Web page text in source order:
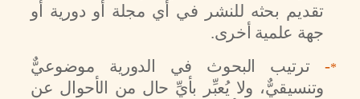
تقديم بحثه للنشر في أي مجلة أو دورية أو
جهة علمية أخرى.
*
- ترتيب البحوث في الدورية موضوعيٌّ
وتنسيقيٌّ، ولا يُعبِّر بأيِّ حال من الأحوال عن